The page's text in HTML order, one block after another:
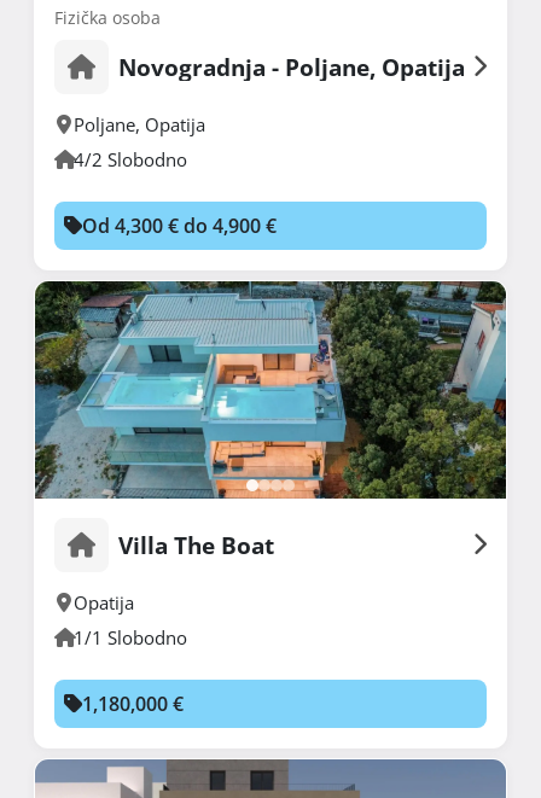
Fizička osoba
Novogradnja - Poljane, Opatija
Poljane, Opatija
4/2 Slobodno
Od 4,300 € do 4,900 €
Villa The Boat
Opatija
1/1 Slobodno
1,180,000 €